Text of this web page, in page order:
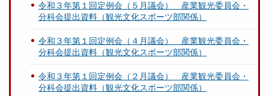
令和３年第１回定例会（５月議会） 産業観光委員会・
分科会提出資料（観光文化スポーツ部関係）
令和３年第１回定例会（４月議会） 産業観光委員会・
分科会提出資料（観光文化スポーツ部関係）
令和３年第１回定例会（２月議会） 産業観光委員会・
分科会提出資料（観光文化スポーツ部関係）